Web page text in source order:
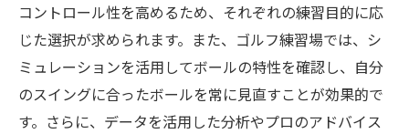
コントロール性を高めるため、それぞれの練習目的に応
じた選択が求められます。また、ゴルフ練習場では、シ
ミュレーションを活用してボールの特性を確認し、自分
のスイングに合ったボールを常に見直すことが効果的で
す。さらに、データを活用した分析やプロのアドバイス